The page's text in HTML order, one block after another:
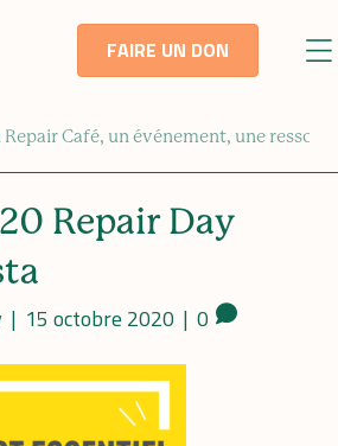
FAIRE UN DON
Repair Day
| 15 octobre 2020 | 0